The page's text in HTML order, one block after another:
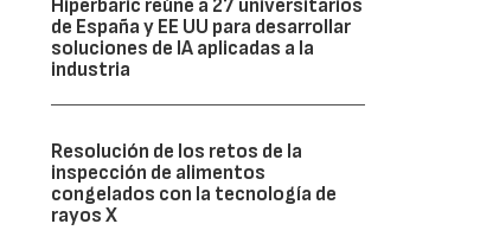
Hiperbaric reúne a 27 universitarios
de España y EE UU para desarrollar
soluciones de IA aplicadas a la
industria
Resolución de los retos de la
inspección de alimentos
congelados con la tecnología de
rayos X